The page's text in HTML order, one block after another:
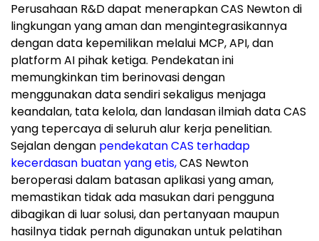
Perusahaan R&D dapat menerapkan CAS Newton di
lingkungan yang aman dan mengintegrasikannya
dengan data kepemilikan melalui MCP, API, dan
platform AI pihak ketiga. Pendekatan ini
memungkinkan tim berinovasi dengan
menggunakan data sendiri sekaligus menjaga
keandalan, tata kelola, dan landasan ilmiah data CAS
yang tepercaya di seluruh alur kerja penelitian.
Sejalan dengan pendekatan CAS terhadap
kecerdasan buatan yang etis,CAS Newton
beroperasi dalam batasan aplikasi yang aman,
memastikan tidak ada masukan dari pengguna
dibagikan di luar solusi, dan pertanyaan maupun
hasilnya tidak pernah digunakan untuk pelatihan